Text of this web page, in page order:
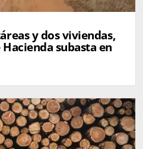
y dos viviendas,
subasta en